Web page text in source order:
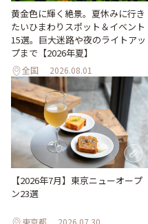
黄金色に輝く絶景。夏休みに行き
たいひまわりスポット＆イベント
15選。巨大迷路や夜のライトアッ
プまで【2026年夏】
全国 2026.08.01
【2026年7月】東京ニューオープ
ン23選
東京都 2026.07.30